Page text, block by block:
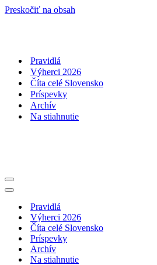
Preskočiť na obsah
Pravidlá
Výherci 2026
Číta celé Slovensko
Príspevky
Archív
Na stiahnutie
Menu
navigácie
Menu
navigáciePravidlá
Výherci 2026
Číta celé Slovensko
Príspevky
Archív
Na stiahnutie